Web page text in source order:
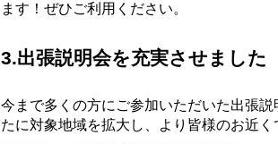
ます！ぜひご利用ください。
3.出張説明会を充実させました
今まで多くの方にご参加いただいた出張
たに対象地域を拡大し、より皆様のお近